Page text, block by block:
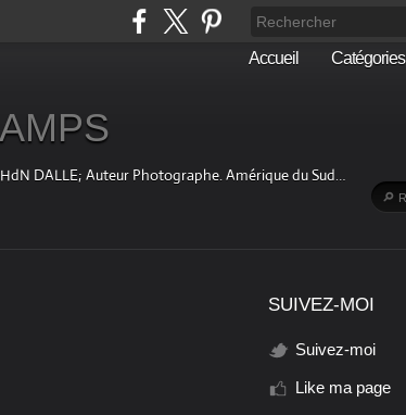
Accueil Catégories
DALLE; Auteur Photographe. Amérique du Sud…
SUIVEZ-MOI
Suivez-moi
Like ma page